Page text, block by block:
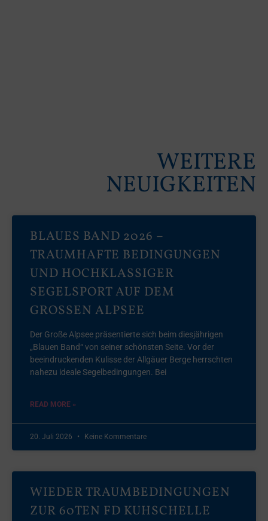
WEITERE
NEUIGKEITEN
BLAUES BAND 2026 –
TRAUMHAFTE BEDINGUNGEN
UND HOCHKLASSIGER
SEGELSPORT AUF DEM
GROSSEN ALPSEE
Der Große Alpsee präsentierte sich beim diesjährigen
„Blauen Band“ von seiner schönsten Seite. Vor der
beeindruckenden Kulisse der Allgäuer Berge herrschten
nahezu ideale Segelbedingungen. Bei
READ MORE »
20. Juli 2026 Keine Kommentare
WIEDER TRAUMBEDINGUNGEN
ZUR 60TEN FD KUHSCHELLE